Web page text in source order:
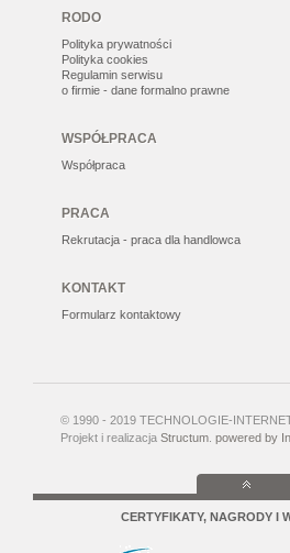
RODO
Polityka prywatności
Polityka cookies
Regulamin serwisu
o firmie - dane formalno prawne
WSPÓŁPRACA
Współpraca
PRACA
Rekrutacja - praca dla handlowca
KONTAKT
Formularz kontaktowy
© 1990 - 2019 TECHNOLOGIE-
Projekt i realizacja Structum powered by
CERTYFIKATY, NAGRODY I